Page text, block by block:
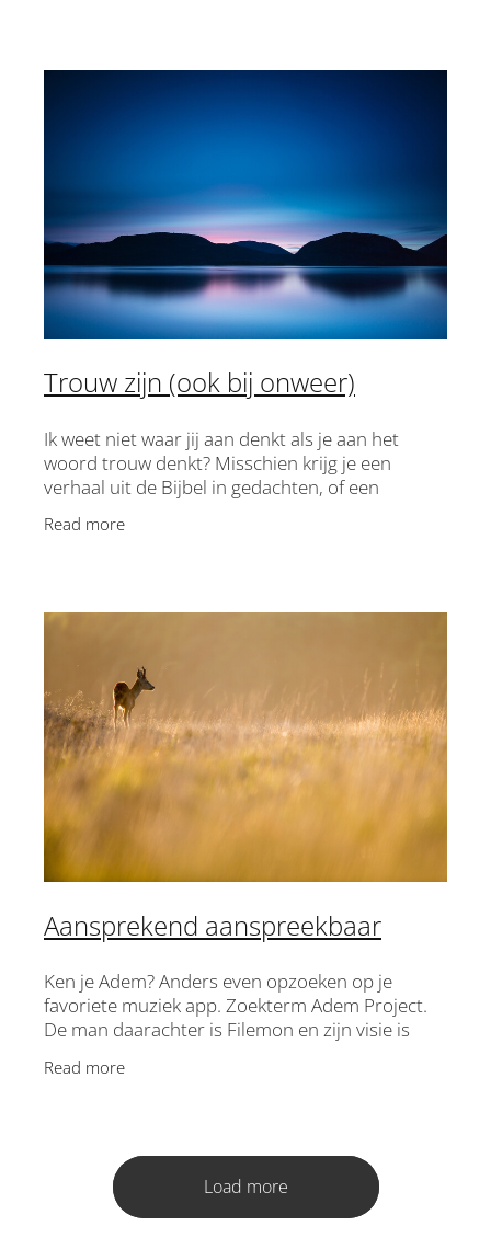
Trouw zijn (ook bij onweer)
Ik weet niet waar jij aan denkt als je aan het
woord trouw denkt? Misschien krijg je een
verhaal uit de Bijbel in gedachten, of een
persoon? Misschien een situatie waarin trouw
heel zichtbaar is
Read more
Aansprekend aanspreekbaar
Ken je Adem? Anders even opzoeken op je
favoriete muziek app. Zoekterm Adem Project.
De man daarachter is Filemon en zijn visie is
muziek maken voor de kerk. Op een eigentijdse
en mooie manier. Ik
Read more
Load more